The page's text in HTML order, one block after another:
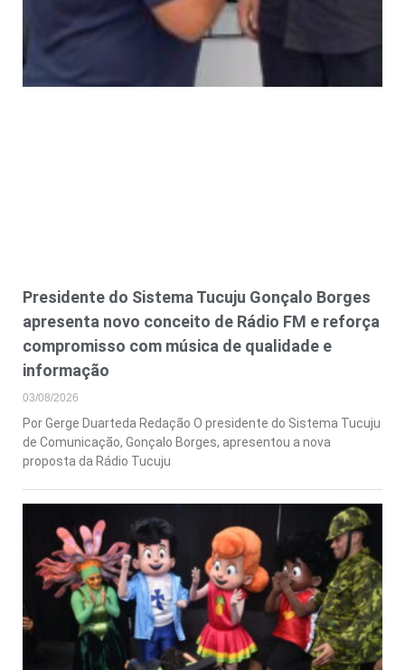
Presidente do Sistema Tucuju Gonçalo Borges
apresenta novo conceito de Rádio FM e reforça
compromisso com música de qualidade e
informação
03/08/2026
Por Gerge Duarteda Redação O presidente do Sistema Tucuju
de Comunicação, Gonçalo Borges, apresentou a nova
proposta da Rádio Tucuju